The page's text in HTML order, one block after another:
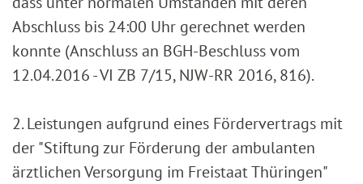
Abschluss bis 24:00 Uhr gerechnet werden
konnte (Anschluss an BGH-Beschluss vom
12.04.2016 - VI ZB 7/15, NJW-RR 2016, 816).
2. Leistungen aufgrund eines Fördervertrags mit
der "Stiftung zur Förderung der ambulanten
ärztlichen Versorgung im Freistaat Thüringen"